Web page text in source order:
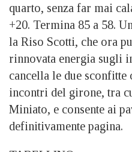
quarto, senza far mai
+20. Termina 85 a 58.
la Riso Scotti, che ora
rinnovata energia sugli
cancella le due
incontri del girone, tra
Miniato, e consente ai
definitivamente pagina.